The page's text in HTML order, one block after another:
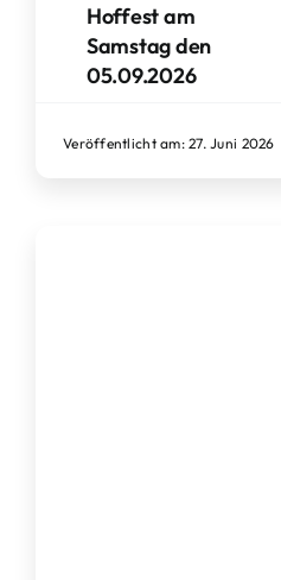
Hoffest am
Samstag den
05.09.2026
Veröffentlicht am: 27. Juni 2026